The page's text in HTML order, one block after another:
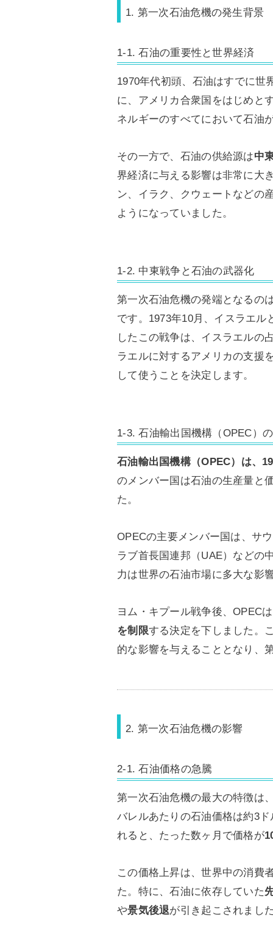
1. 第一次石油危機の発生背景
1-1. 石油の重要性と世界経済
1970年代初頭、石油はすでに世
に、アメリカ合衆国をはじめと
ネルギーのすべてにおいて石油
その一方で、石油の供給源は中
界経済に与える影響は非常に大
ン、イラク、クウェートなどの
ようになっていました。
1-2. 中東戦争と石油の武器化
第一次石油危機の発端となるの
です。1973年10月、イスラエ
したこの戦争は、イスラエルの
ラエルに対するアメリカの支援
して使うことを決定します。
1-3. 石油輸出国機構（OPEC）
石油輸出国機構（OPEC）は、
のメンバー国は石油の生産量と
た。
OPECの主要メンバー国は、サ
ラブ首長国連邦（UAE）などの
力は世界の石油市場に多大な影
ヨム・キプール戦争後、OPEC
を制限する決定を下しました。
的な影響を与えることとなり、
2. 第一次石油危機の影響
2-1. 石油価格の急騰
第一次石油危機の最大の特徴は
バレルあたりの石油価格は約3
れると、たった数ヶ月で価格が
この価格上昇は、世界中の消費
た。特に、石油に依存していた
や景気後退が引き起こされまし